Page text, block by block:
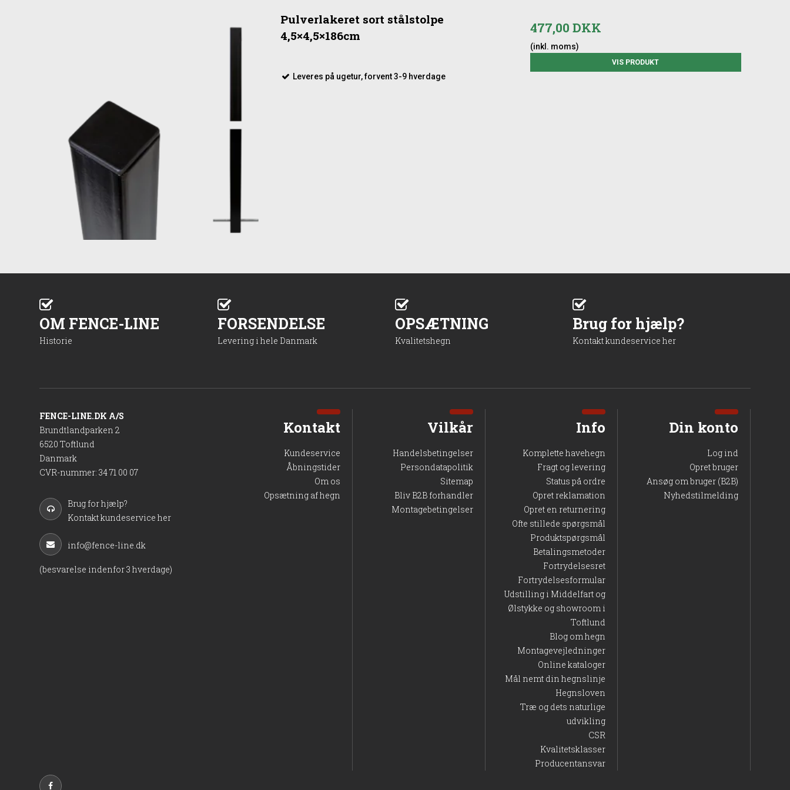
Pulverlakeret sort stålstolpe
4,5×4,5×186cm
Leveres på ugetur, forvent 3-9 hverdage
477,00 DKK
(inkl. moms)
VIS PRODUKT
OM FENCE-LINE
Historie
FORSENDELSE
Levering i hele Danmark
OPSÆTNING
Kvalitetshegn
Brug for hjælp?
Kontakt kundeservice her
FENCE-LINE.DK A/S
Brundtlandparken 2
6520 Toftlund
Danmark
CVR-nummer: 34 71 00 07
Brug for hjælp?
Kontakt kundeservice her
info@fence-line.dk
(besvarelse indenfor 3 hverdage)
Kontakt
Kundeservice
Åbningstider
Om os
Opsætning af hegn
Vilkår
Handelsbetingelser
Persondatapolitik
Sitemap
Bliv B2B forhandler
Montagebetingelser
Info
Komplette havehegn
Fragt og levering
Status på ordre
Opret reklamation
Opret en returnering
Ofte stillede spørgsmål
Produktspørgsmål
Betalingsmetoder
Fortrydelsesret
Fortrydelsesformular
Udstilling i Middelfart og
Ølstykke og showroom i
Toftlund
Blog om hegn
Montagevejledninger
Online kataloger
Mål nemt din hegnslinje
Hegnsloven
Træ og dets naturlige
udvikling
CSR
Kvalitetsklasser
Producentansvar
Din konto
Log ind
Opret bruger
Ansøg om bruger (B2B)
Nyhedstilmelding